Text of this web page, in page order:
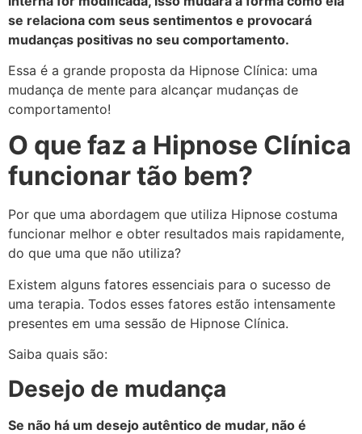
se relaciona com seus sentimentos e provocará
mudanças positivas no seu comportamento.
Essa é a grande proposta da Hipnose Clínica: uma
mudança de mente para alcançar mudanças de
comportamento!
O que faz a Hipnose Clínica
funcionar tão bem?
Por que uma abordagem que utiliza Hipnose costuma
funcionar melhor e obter resultados mais rapidamente,
do que uma que não utiliza?
Existem alguns fatores essenciais para o sucesso de
uma terapia. Todos esses fatores estão intensamente
presentes em uma sessão de Hipnose Clínica.
Saiba quais são:
Desejo de mudança
Se não há um desejo autêntico de mudar, não é